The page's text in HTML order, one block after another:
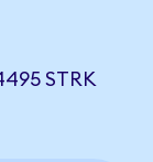
STRK